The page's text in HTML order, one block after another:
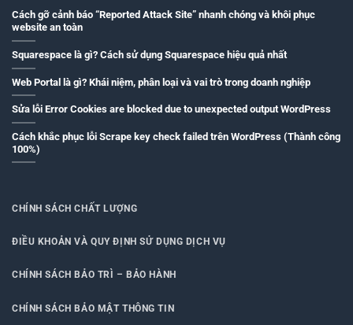
Cách gỡ cảnh báo “Reported Attack Site” nhanh chóng và khôi phục
website an toàn
Squarespace là gì? Cách sử dụng Squarespace hiệu quả nhất
Web Portal là gì? Khái niệm, phân loại và vai trò trong doanh nghiệp
Sửa lỗi Error Cookies are blocked due to unexpected output WordPress
Cách khắc phục lỗi Scrape key check failed trên WordPress (Thành công
100%)
CHÍNH SÁCH CHẤT LƯỢNG
ĐIỀU KHOẢN VÀ QUY ĐỊNH SỬ DỤNG DỊCH VỤ
CHÍNH SÁCH BẢO TRÌ – BẢO HÀNH
CHÍNH SÁCH BẢO MẬT THÔNG TIN